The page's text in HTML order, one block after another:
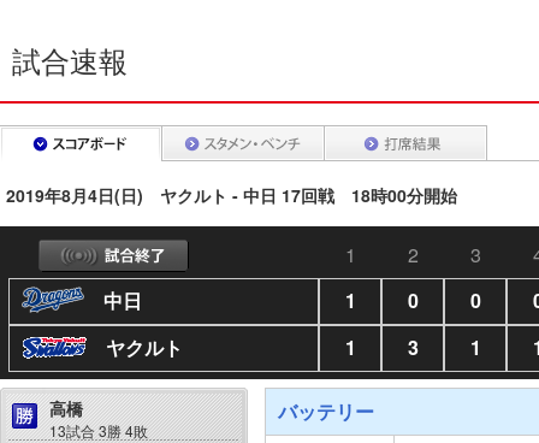
試合速報
2019年8月4日(日) ヤクルト - 中日 17回戦 18時00分開始
1 2 3
中日
1 0 0
ヤクルト
1 3 1
高橋
13試合 3勝 4敗
バッテリー